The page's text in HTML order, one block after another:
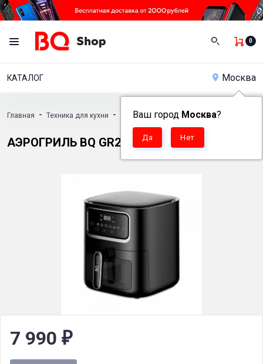
0
КАТАЛОГ Москва
Ваш город Москва?
Главная - Техника для кухни - Аэрогрили - Аэрогриль BQ GR2003
АЭРОГРИЛЬ BQ GR2003
7 990 ₽